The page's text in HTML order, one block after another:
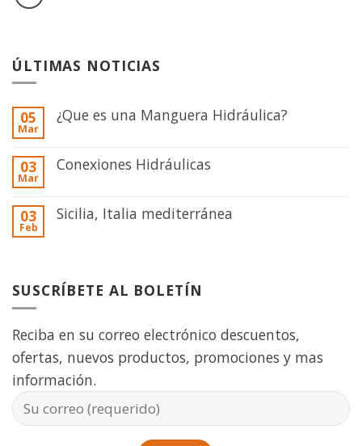
ÚLTIMAS NOTICIAS
05
Mar
¿Que es una Manguera Hidráulica?
03
Mar
Conexiones Hidráulicas
03
Feb
Sicilia, Italia mediterránea
SUSCRÍBETE AL BOLETÍN
Reciba en su correo electrónico descuentos,
ofertas, nuevos productos, promociones y mas
información.